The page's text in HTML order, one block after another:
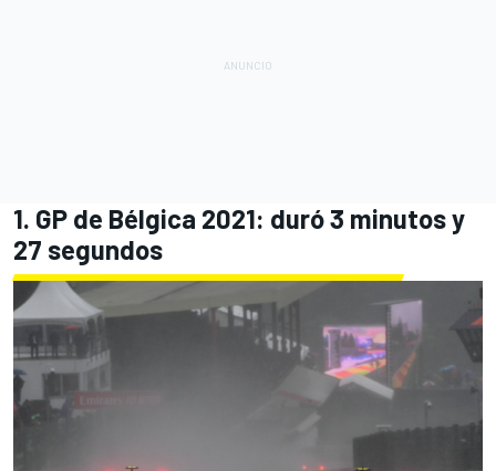
1. GP de Bélgica 2021: duró 3 minutos y
27 segundos